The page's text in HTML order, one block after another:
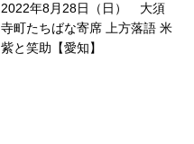
2022年8月28日（日） 大須
寺町たちばな寄席 上方落語 米
紫と笑助【愛知】